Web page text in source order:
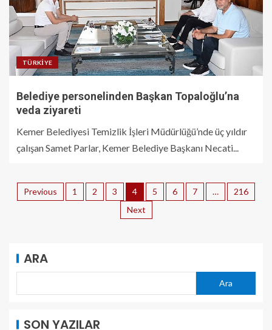
TÜRKIYE
Belediye personelinden Başkan Topaloğlu’na
veda ziyareti
Kemer Belediyesi Temizlik İşleri Müdürlüğü’nde üç yıldır
çalışan Samet Parlar, Kemer Belediye Başkanı Necati...
Previous 1 2 3 4 5 6 7 …
216
Next
ARA
Ara
SON YAZILAR